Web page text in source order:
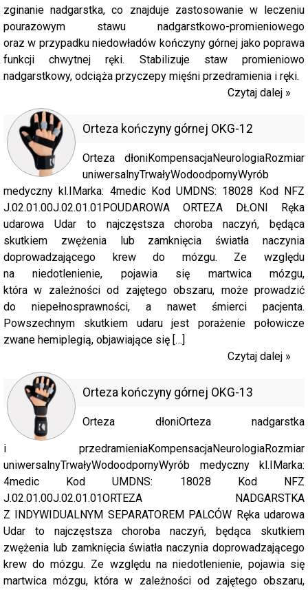
zginanie nadgarstka, co znajduje zastosowanie w leczeniu
pourazowym stawu nadgarstkowo-promieniowego
oraz w przypadku niedowładów kończyny górnej jako poprawa
funkcji chwytnej ręki. Stabilizuje staw promieniowo
nadgarstkowy, odciąża przyczepy mięśni przedramienia i ręki.
Czytaj dalej »
Orteza kończyny górnej OKG-12
Orteza dłoniKompensacjaNeurologiaRozmiar
uniwersalnyTrwałyWodoodpornyWyrób
medyczny kl.IMarka: 4medic Kod UMDNS: 18028 Kod NFZ
J.02.01.00J.02.01.01POUDAROWA ORTEZA DŁONI Ręka
udarowa Udar to najczęstsza choroba naczyń, będąca
skutkiem zwężenia lub zamknięcia światła naczynia
doprowadzającego krew do mózgu. Ze względu
na niedotlenienie, pojawia się martwica mózgu,
która w zależności od zajętego obszaru, może prowadzić
do niepełnosprawności, a nawet śmierci pacjenta.
Powszechnym skutkiem udaru jest porażenie połowicze
zwane hemiplegią, objawiające się […]
Czytaj dalej »
Orteza kończyny górnej OKG-13
Orteza dłoniOrteza nadgarstka
i przedramieniaKompensacjaNeurologiaRozmiar
uniwersalnyTrwałyWodoodpornyWyrób medyczny kl.IMarka:
4medic Kod UMDNS: 18028 Kod NFZ
J.02.01.00J.02.01.01ORTEZA NADGARSTKA
Z INDYWIDUALNYM SEPARATOREM PALCÓW Ręka udarowa
Udar to najczęstsza choroba naczyń, będąca skutkiem
zwężenia lub zamknięcia światła naczynia doprowadzającego
krew do mózgu. Ze względu na niedotlenienie, pojawia się
martwica mózgu, która w zależności od zajętego obszaru,